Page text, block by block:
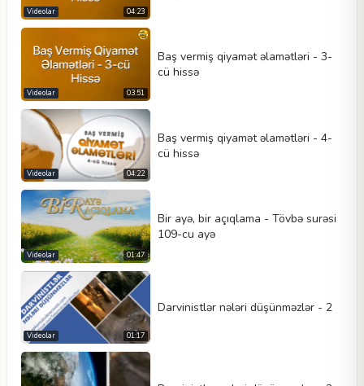
04:23
Videolar
03:51
Videolar
Baş vermiş qiyamət əlamətləri - 3-
cü hissə
04:22
Videolar
Baş vermiş qiyamət əlamətləri - 4-
cü hissə
01:47
Videolar
Bir ayə, bir açıqlama - Tövbə surəsi
109-cu ayə
01:17
Videolar
Darvinistlər nələri düşünməzlər - 2